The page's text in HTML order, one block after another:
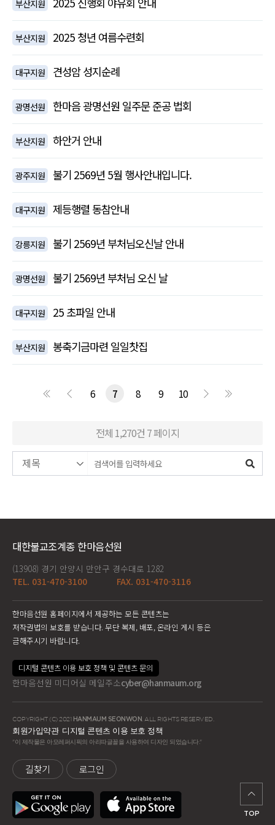
부산지원
부산지원 2025 청년 여름수련회
대구지원 견성암 성지순례
광명선원 한마음 광명선원 일주문 준공 법회
부산지원 하안거 안내
광주지원 불기 2569년 5월 행사안내입니다.
대구지원 제등행렬 동참안내
강릉지원 불기 2569년 부처님오신날 안내
광명선원 불기 2569년 부처님 오신 날
대구지원 25 초파일 안내
부산지원 봉축기금마련 일일찻집
6 7 8 9 10
전체 1,270건 7 페이지
대한불교조계종 한마음선원
(13908) 경기 안양시 만안구 경수대로 1282
TEL. 031-470-3100
FAX. 031-470-3116
한마음선원 홈페이지에서 제공하는 모든 콘텐츠는
저작권법의 보호를 받습니다. 무단 복제, 배포, 온라인 게시 등은
금해주시기 바랍니다.
디지털 콘텐츠 이용 보호 정책 및 콘텐츠 문의
한마음선원 미디어실 메일주소cyber@hanmaum.org
COPYRIGHT (C) 2021 HANMAUM SEONWON . ALL RIGHTS RESERVED.
회원가입약관 디지털 콘텐츠 이용 보호 정책
"이 제작물은 아모레퍼시픽의 아리따글꼴을 사용하여 디자인 되었습니다."
길찾기 로그인
TOP